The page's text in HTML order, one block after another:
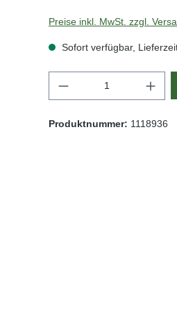
Preise inkl. MwSt. zzgl.
Sofort verfügbar,
Produkt
Produktnummer: 1118936